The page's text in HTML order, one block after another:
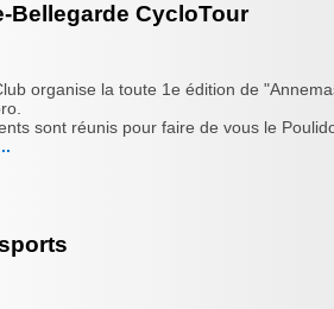
Bellegarde CycloTour
organise la toute 1e édition de
sont réunis pour faire de vous le